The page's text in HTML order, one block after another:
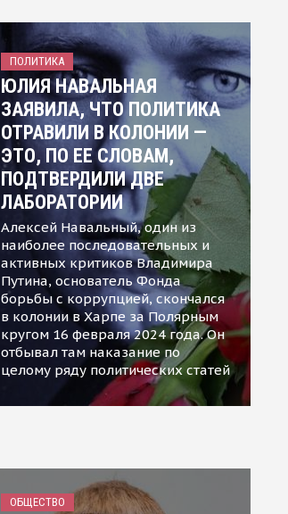
ПОЛИТИКА
ЮЛИЯ НАВАЛЬНАЯ
ЗАЯВИЛА, ЧТО ПОЛИТИКА
ОТРАВИЛИ В КОЛОНИИ —
ЭТО, ПО ЕЕ СЛОВАМ,
ПОДТВЕРДИЛИ ДВЕ
ЛАБОРАТОРИИ
Алексей Навальный, один из
наиболее последовательных и
активных критиков Владимира
Путина, основатель Фонда
борьбы с коррупцией, скончался
в колонии в Харпе за Полярным
кругом 16 февраля 2024 года. Он
отбывал там наказание по
целому ряду политических статей
ОБЩЕСТВО